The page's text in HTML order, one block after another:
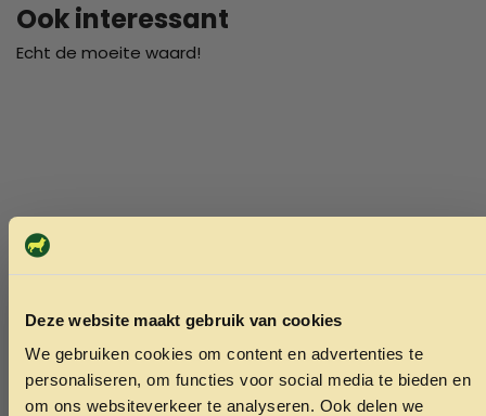
Deze website maakt gebruik van cookies
We gebruiken cookies om content en advertenties te
personaliseren, om functies voor social media te bieden en
om ons websiteverkeer te analyseren. Ook delen we
Ook interessant
Echt de moeite waard!
ONTVANG 5% KORTING OP